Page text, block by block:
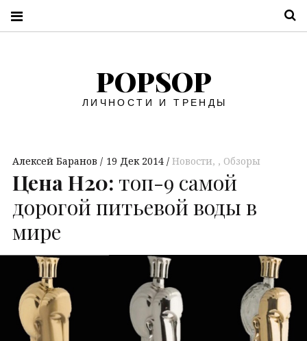
POPSOP
ЛИЧНОСТИ И ТРЕНДЫ
Алексей Баранов 19 Дек 2014 Новости, Обзоры
Цена H20: топ-9 самой
дорогой питьевой воды в
мире